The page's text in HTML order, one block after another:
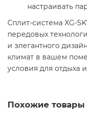
настраивать
Сплит-система XG-
передовых
и элегантного
климат в вашем
условия для отдыха
Похожие товары